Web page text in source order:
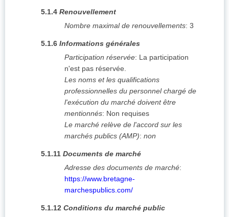
5.1.4 Renouvellement
Nombre maximal de renouvellements: 3
5.1.6 Informations générales
Participation réservée: La participation
n'est pas réservée.
Les noms et les qualifications
professionnelles du personnel chargé de
l'exécution du marché doivent être
mentionnés: Non requises
Le marché relève de l'accord sur les
marchés publics (AMP): non
5.1.11 Documents de marché
Adresse des documents de marché:
https://www.bretagne-
marchespublics.com/
5.1.12 Conditions du marché public